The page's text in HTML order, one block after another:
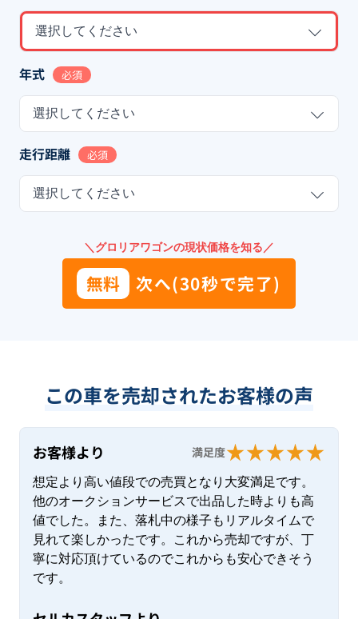
選択してください
年式 必須
選択してください
走行距離 必須
選択してください
＼グロリアワゴンの現状価格を知る／
無料 次へ(30秒で完了)
この車を売却されたお客様の声
お客様より 満足度
想定より高い値段での売買となり大変満足です。
他のオークションサービスで出品した時よりも高
値でした。また、落札中の様子もリアルタイムで
見れて楽しかったです。これから売却ですが、丁
寧に対応頂けているのでこれからも安心できそう
です。